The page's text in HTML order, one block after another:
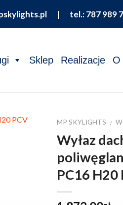
| tel.: 787 989
Sklep Realizacje O
MP SKYLIGHTS /
Wyłaz
PC16 H20